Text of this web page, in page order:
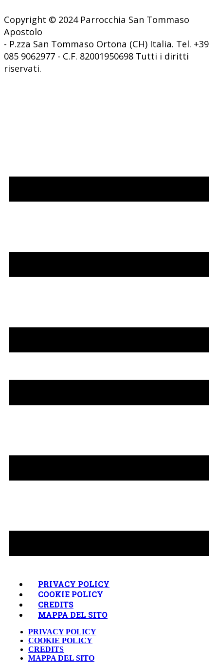
Copyright © 2024 Parrocchia San Tommaso
Apostolo
- P.zza San Tommaso Ortona (CH) Italia. Tel. +39
085 9062977 - C.F. 82001950698 Tutti i diritti
riservati.
PRIVACY POLICY
COOKIE POLICY
CREDITS
MAPPA DEL SITO
PRIVACY POLICY
COOKIE POLICY
CREDITS
MAPPA DEL SITO